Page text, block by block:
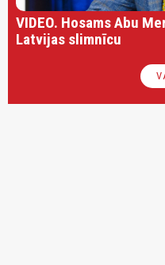
VIDEO. Hosams Abu
Latvijas slimnīcu